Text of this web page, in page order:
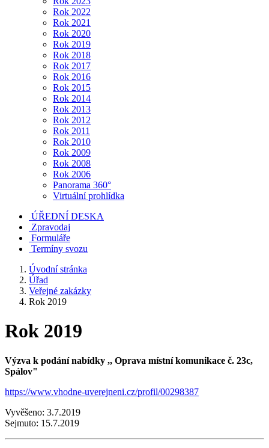
Rok 2022
Rok 2021
Rok 2020
Rok 2019
Rok 2018
Rok 2017
Rok 2016
Rok 2015
Rok 2014
Rok 2013
Rok 2012
Rok 2011
Rok 2010
Rok 2009
Rok 2008
Rok 2006
Panorama 360°
Virtuální prohlídka
ÚŘEDNÍ DESKA
Zpravodaj
Formuláře
Termíny svozu
Úvodní stránka
Úřad
Veřejné zakázky
Rok 2019
Rok 2019
Výzva k podání nabídky ,, Oprava místní komunikace č. 23c,
Spálov"
https://www.vhodne-uverejneni.cz/profil/00298387
Vyvěšeno: 3.7.2019
Sejmuto: 15.7.2019